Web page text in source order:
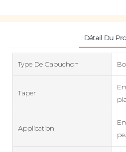
Détail Du
Type De Capuchon
Taper
Application